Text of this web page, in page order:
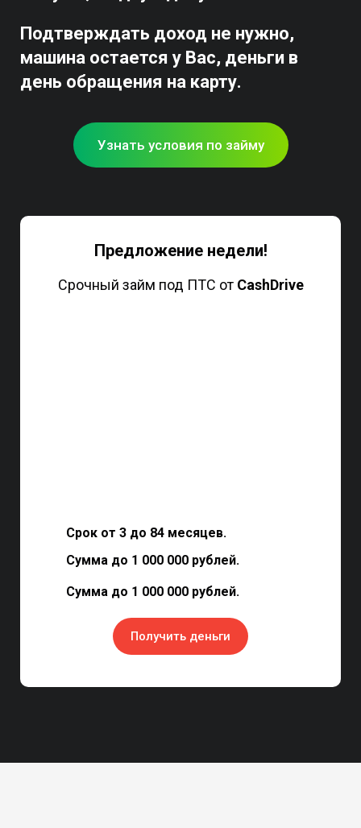
Подтверждать доход не нужно,
машина остается у Вас, деньги в
день обращения на карту.
Узнать условия по займу
Предложение недели!
Срочный займ под ПТС от CashDrive
Срок от 3 до 84 месяцев.
Сумма до 1 000 000 рублей.
Сумма до 1 000 000 рублей.
Получить деньги